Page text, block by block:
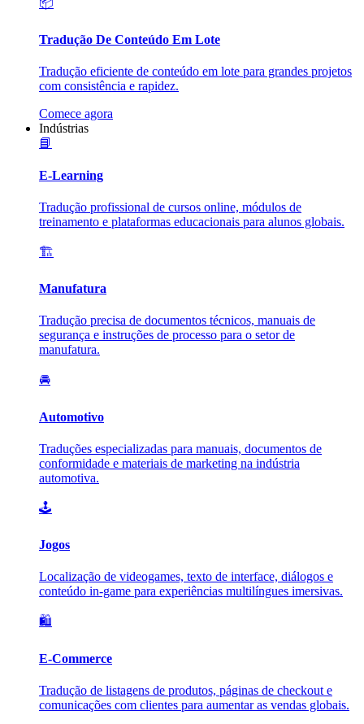
Tradução De Conteúdo Em Lote
Tradução eficiente de conteúdo em lote para grandes projetos
com consistência e rapidez.
Comece agora
Indústrias
📘
E-Learning
Tradução profissional de cursos online, módulos de
treinamento e plataformas educacionais para alunos globais.
🏗️
Manufatura
Tradução precisa de documentos técnicos, manuais de
segurança e instruções de processo para o setor de
manufatura.
🚘
Automotivo
Traduções especializadas para manuais, documentos de
conformidade e materiais de marketing na indústria
automotiva.
🕹️
Jogos
Localização de videogames, texto de interface, diálogos e
conteúdo in-game para experiências multilíngues imersivas.
🛍️
E-Commerce
Tradução de listagens de produtos, páginas de checkout e
comunicações com clientes para aumentar as vendas globais.